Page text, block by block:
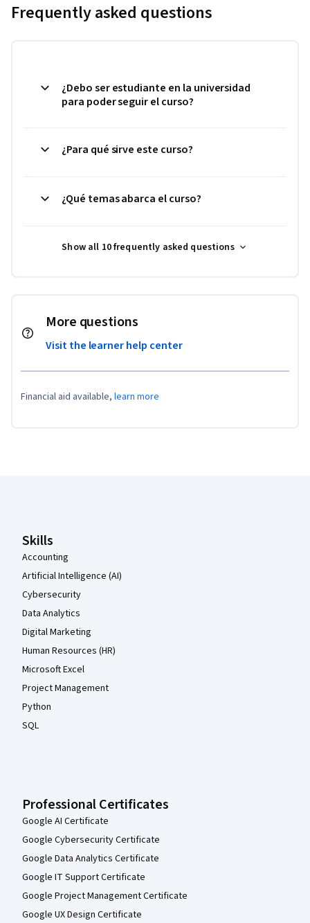
Frequently asked questions
¿Debo ser estudiante en la universidad
para poder seguir el curso?
¿Para qué sirve este curso?
¿Qué temas abarca el curso?
Show all 10 frequently asked questions
More questions
Visit the learner help center
Financial aid available, learn more
Skills
Accounting
Artificial Intelligence (AI)
Cybersecurity
Data Analytics
Digital Marketing
Human Resources (HR)
Microsoft Excel
Project Management
Python
SQL
Professional Certificates
Google AI Certificate
Google Cybersecurity Certificate
Google Data Analytics Certificate
Google IT Support Certificate
Google Project Management Certificate
Google UX Design Certificate